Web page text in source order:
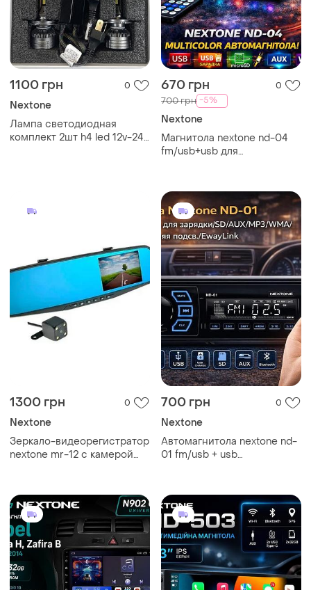
1100 грн 0
Nextone
Лампа светодиодная
комплект 2шт h4 led 12v-24v
670 грн 0
700 грн -5%
Nextone
Магнитола nextone nd-04
fm/usb+usb для
1300 грн 0
Nextone
Зеркало-видеорегистратор
nextone mr-12 с камерой
120°
700 грн 0
Nextone
Автомагнитола nextone nd-
01 fm/usb + usb